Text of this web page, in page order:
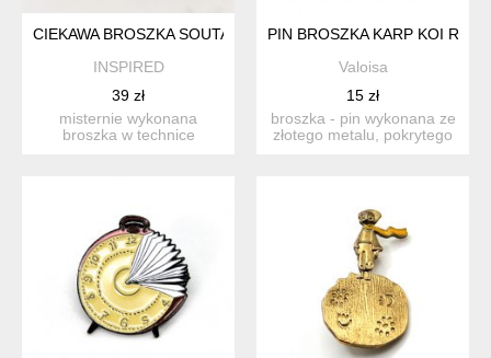
CIEKAWA BROSZKA SOUTACHE
INSPIRED
39 zł
misternie wykonana
broszka w technice
PIN BROSZKA KARP KOI
Valoisa
15 zł
broszka - pin wykonana ze
złotego metalu, pokrytego